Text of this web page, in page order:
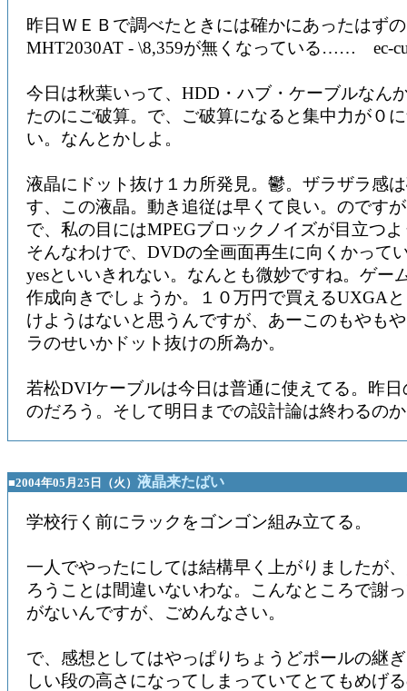
昨日ＷＥＢで調べたときには確かにあったはず
MHT2030AT - \8,359が無くなっている…… ec-
今日は秋葉いって、HDD・ハブ・ケーブルなん
たのにご破算。で、ご破算になると集中力が０
い。なんとかしよ。
液晶にドット抜け１カ所発見。鬱。ザラザラ感
す、この液晶。動き追従は早くて良い。のです
で、私の目にはMPEGブロックノイズが目立つ
そんなわけで、DVDの全画面再生に向くかって
yesといいきれない。なんとも微妙ですね。ゲー
作成向きでしょうか。１０万円で買えるUXGA
けようはないと思うんですが、あーこのもやも
ラのせいかドット抜けの所為か。
若松DVIケーブルは今日は普通に使えてる。昨
のだろう。そして明日までの設計論は終わるの
■2004年05月25日（火） 液晶来たばい
学校行く前にラックをゴンゴン組み立てる。
一人でやったにしては結構早く上がりましたが
ろうことは間違いないわな。こんなところで謝
がないんですが、ごめんなさい。
で、感想としてはやっぱりちょうどポールの継
しい段の高さになってしまっていてとてもめげ